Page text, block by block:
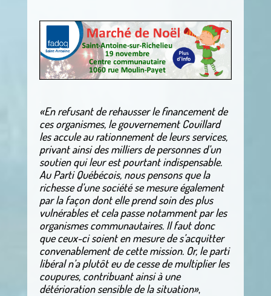
«En refusant de rehausser le financement de
ces organismes, le gouvernement Couillard
les accule au rationnement de leurs services,
privant ainsi des milliers de personnes d’un
soutien qui leur est pourtant indispensable.
Au Parti Québécois, nous pensons que la
richesse d’une société se mesure également
par la façon dont elle prend soin des plus
vulnérables et cela passe notamment par les
organismes communautaires. Il faut donc
que ceux-ci soient en mesure de s’acquitter
convenablement de cette mission. Or, le parti
libéral n’a plutôt eu de cesse de multiplier les
coupures, contribuant ainsi à une
détérioration sensible de la situation»,